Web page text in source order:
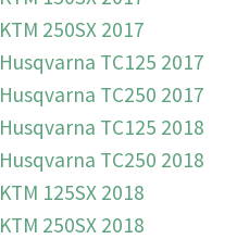
KTM 250SX 2017
Husqvarna TC125 2017
Husqvarna TC250 2017
Husqvarna TC125 2018
Husqvarna TC250 2018
KTM 125SX 2018
KTM 250SX 2018